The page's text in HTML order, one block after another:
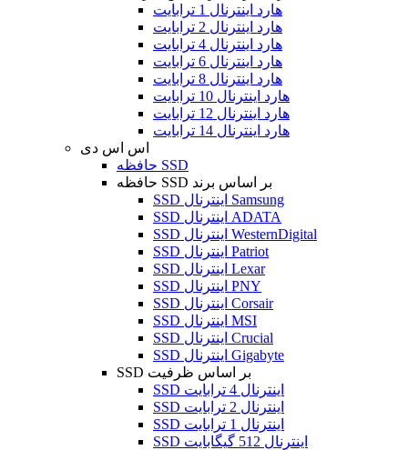
هارد اینترنال 1 ترابایت
هارد اینترنال 2 ترابایت
هارد اینترنال 4 ترابایت
هارد اینترنال 6 ترابایت
هارد اینترنال 8 ترابایت
هارد اینترنال 10 ترابایت
هارد اینترنال 12 ترابایت
هارد اینترنال 14 ترابایت
اس اس دی
حافظه SSD
حافظه SSD بر اساس برند
SSD اینترنال Samsung
SSD اینترنال ADATA
SSD اینترنال WesternDigital
SSD اینترنال Patriot
SSD اینترنال Lexar
SSD اینترنال PNY
SSD اینترنال Corsair
SSD اینترنال MSI
SSD اینترنال Crucial
SSD اینترنال Gigabyte
SSD بر اساس ظرفیت
SSD اینترنال 4 ترابایت
SSD اینترنال 2 ترابایت
SSD اینترنال 1 ترابایت
SSD اینترنال 512 گیگابایت